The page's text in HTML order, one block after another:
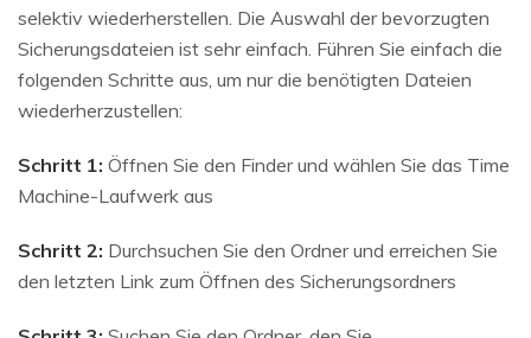
selektiv wiederherstellen. Die Auswahl der bevorzugten
Sicherungsdateien ist sehr einfach. Führen Sie einfach die
folgenden Schritte aus, um nur die benötigten Dateien
wiederherzustellen:
Schritt 1: Öffnen Sie den Finder und wählen Sie das Time
Machine-Laufwerk aus
Schritt 2: Durchsuchen Sie den Ordner und erreichen Sie
den letzten Link zum Öffnen des Sicherungsordners